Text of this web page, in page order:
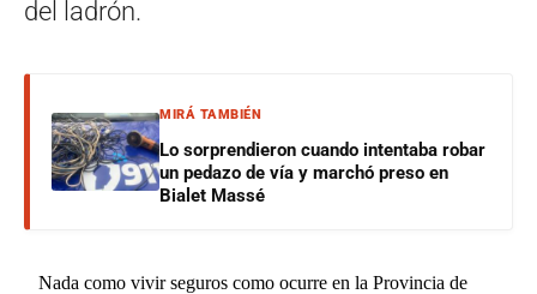
del ladrón.
MIRÁ TAMBIÉN
Lo sorprendieron cuando intentaba robar
un pedazo de vía y marchó preso en
Bialet Massé
Nada como vivir seguros como ocurre en la Provincia de